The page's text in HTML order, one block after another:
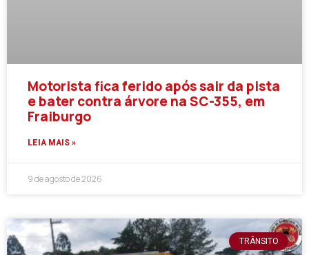
Motorista fica ferido após sair da pista
e bater contra árvore na SC-355, em
Fraiburgo
LEIA MAIS »
9 de agosto de 2026
TRÂNSITO